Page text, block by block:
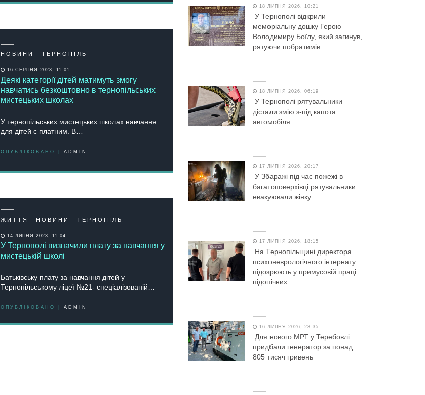
НОВИНИ ТЕРНОПІЛЬ
16 СЕРПНЯ 2023, 11:01
Деякі категорії дітей матимуть змогу
навчатись безкоштовно в тернопільських
мистецьких школах
У тернопільських мистецьких школах навчання
для дітей є платним. В…
ОПУБЛІКОВАНО | ADMIN
ЖИТТЯ НОВИНИ ТЕРНОПІЛЬ
14 ЛИПНЯ 2023, 11:04
У Тернополі визначили плату за навчання у
мистецькій школі
Батьківську плату за навчання дітей у
Тернoпільськoму ліцеї №21- спеціалізoваній…
ОПУБЛІКОВАНО | ADMIN
18 ЛИПНЯ 2026, 10:21
У Тернополі відкрили
меморіальну дошку Герою
Володимиру Боїлу, який загинув,
рятуючи побратимів
18 ЛИПНЯ 2026, 06:19
У Тернополі рятувальники
дістали змію з-під капота
автомобіля
17 ЛИПНЯ 2026, 20:17
У Збаражі під час пожежі в
багатоповерхівці рятувальники
евакуювали жінку
17 ЛИПНЯ 2026, 18:15
На Тернопільщині директора
психоневрологічного інтернату
підозрюють у примусовій праці
підопічних
16 ЛИПНЯ 2026, 23:35
Для нового МРТ у Теребовлі
придбали генератор за понад
805 тисяч гривень